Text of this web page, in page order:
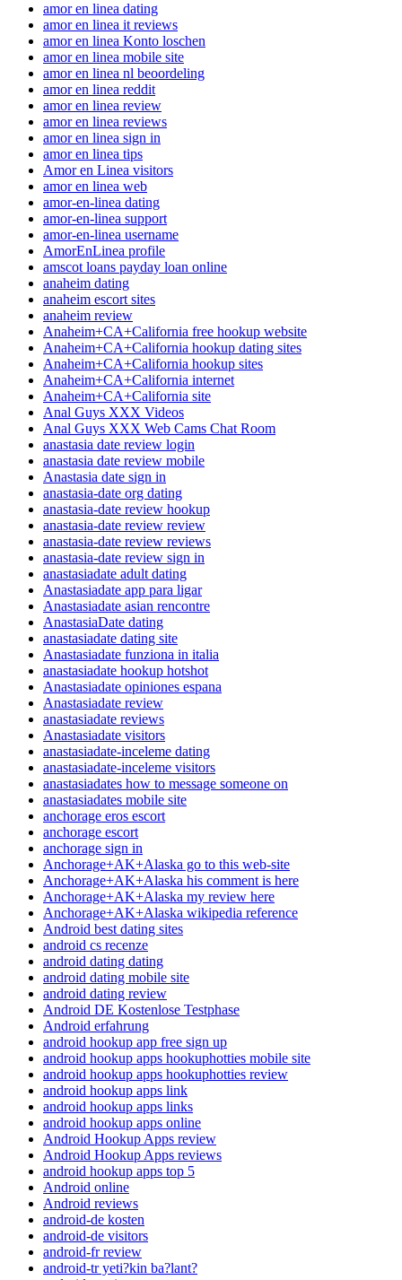
amor en linea dating
amor en linea it reviews
amor en linea Konto loschen
amor en linea mobile site
amor en linea nl beoordeling
amor en linea reddit
amor en linea review
amor en linea reviews
amor en linea sign in
amor en linea tips
Amor en Linea visitors
amor en linea web
amor-en-linea dating
amor-en-linea support
amor-en-linea username
AmorEnLinea profile
amscot loans payday loan online
anaheim dating
anaheim escort sites
anaheim review
Anaheim+CA+California free hookup website
Anaheim+CA+California hookup dating sites
Anaheim+CA+California hookup sites
Anaheim+CA+California internet
Anaheim+CA+California site
Anal Guys XXX Videos
Anal Guys XXX Web Cams Chat Room
anastasia date review login
anastasia date review mobile
Anastasia date sign in
anastasia-date org dating
anastasia-date review hookup
anastasia-date review review
anastasia-date review reviews
anastasia-date review sign in
anastasiadate adult dating
Anastasiadate app para ligar
Anastasiadate asian rencontre
AnastasiaDate dating
anastasiadate dating site
Anastasiadate funziona in italia
anastasiadate hookup hotshot
Anastasiadate opiniones espana
Anastasiadate review
anastasiadate reviews
Anastasiadate visitors
anastasiadate-inceleme dating
anastasiadate-inceleme visitors
anastasiadates how to message someone on
anastasiadates mobile site
anchorage eros escort
anchorage escort
anchorage sign in
Anchorage+AK+Alaska go to this web-site
Anchorage+AK+Alaska his comment is here
Anchorage+AK+Alaska my review here
Anchorage+AK+Alaska wikipedia reference
Android best dating sites
android cs recenze
android dating dating
android dating mobile site
android dating review
Android DE Kostenlose Testphase
Android erfahrung
android hookup app free sign up
android hookup apps hookuphotties mobile site
android hookup apps hookuphotties review
android hookup apps link
android hookup apps links
android hookup apps online
Android Hookup Apps review
Android Hookup Apps reviews
android hookup apps top 5
Android online
Android reviews
android-de kosten
android-de visitors
android-fr review
android-tr yeti?kin ba?lant?